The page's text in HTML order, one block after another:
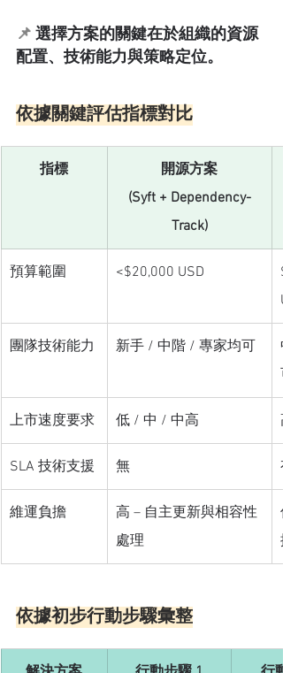
📌 選擇方案的關鍵在於組織的資源
配置、技術能力與策略定位。
依據關鍵評估指標對比
指標
開源方案
(Syft + Dependency-
Track)
預算範圍 <$20,000 USD
團隊技術能力 新手 / 中階 / 專家均可
上市速度要求 低 / 中 / 中高
SLA 技術支援 無
維運負擔
高 – 自主更新與相容性
處理
依據初步行動步驟彙整